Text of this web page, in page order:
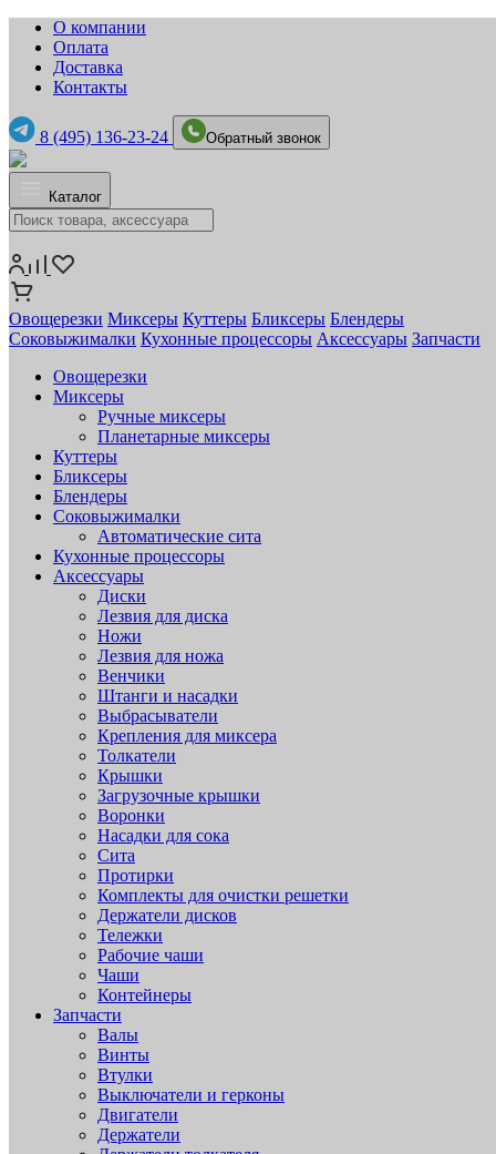
О компании
Оплата
Доставка
Контакты
8 (495) 136-23-24 Обратный звонок
Каталог
Овощерезки Миксеры Куттеры Бликсеры Блендеры
Соковыжималки Кухонные процессоры Аксессуары Запчасти
Овощерезки
Миксеры
Ручные миксеры
Планетарные миксеры
Куттеры
Бликсеры
Блендеры
Соковыжималки
Автоматические сита
Кухонные процессоры
Аксессуары
Диски
Лезвия для диска
Ножи
Лезвия для ножа
Венчики
Штанги и насадки
Выбрасыватели
Крепления для миксера
Толкатели
Крышки
Загрузочные крышки
Воронки
Насадки для сока
Сита
Протирки
Комплекты для очистки решетки
Держатели дисков
Тележки
Рабочие чаши
Чаши
Контейнеры
Запчасти
Валы
Винты
Втулки
Выключатели и герконы
Двигатели
Держатели